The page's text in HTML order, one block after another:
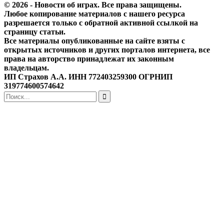
© 2026 - Новости об играх. Все права защищены.
Любое копирование материалов с нашего ресурса
разрешается только с обратной активной ссылкой на
страницу статьи.
Все материалы опубликованные на сайте взяты с
открытых источников и других порталов интернета, все
права на авторство принадлежат их законным
владельцам.
ИП Страхов А.А. ИНН 772403259300 ОГРНИП
319774600574642